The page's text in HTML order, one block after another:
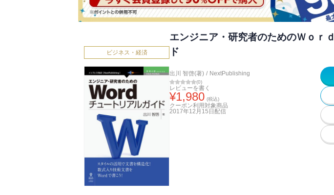
ビジネス・経済
エンジニア・研究者のためのＷｏｒ
ド
出川 智啓(著) / NextPublishing
(0)
レビューを書く
¥1,980 (税込)
クーポン利用対象商品
2017年12月15日 配信